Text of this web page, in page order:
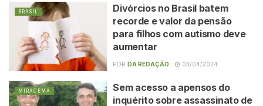
BRASIL
Divórcios no Brasil batem
recorde e valor da pensão
para filhos com autismo deve
aumentar
POR DA REDAÇÃO 03/04/2024
MIRACEMA
Sem acesso a apensos do
inquérito sobre assassinato de